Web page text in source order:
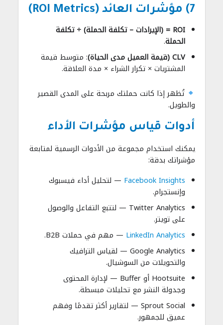
7) مؤشرات العائد (ROI Metrics)
ROI = (الإيرادات – تكلفة الحملة) ÷ تكلفة
الحملة.
CLV (قيمة العميل مدى الحياة)
: متوسط قيمة
المشتريات × تكرار الشراء × مدة العلاقة.
تُظهر إذا كانت حملتك مربحة على المدى القصير
والطويل.
أدوات قياس مؤشرات الأداء
يمكنك استخدام مجموعة من الأدوات الرسمية لمتابعة
مؤشراتك بدقة:
Facebook Insights — لتحليل أداء فيسبوك
وإنستجرام.
Twitter Analytics — لتتبع التفاعل والوصول
على تويتر.
LinkedIn Analytics — مهم في حملات B2B.
Google Analytics — لقياس الترافيك
والتحويلات من السوشيال.
Hootsuite أو Buffer — لإدارة المحتوى
وجدولة النشر مع تحليلات مبسطة.
Sprout Social — لتقارير أكثر تقدمًا وفهم
عميق للجمهور.